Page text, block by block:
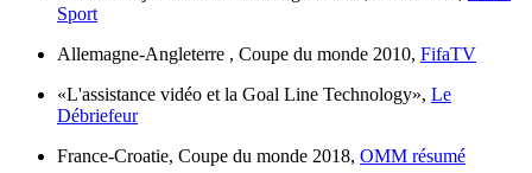
Sport
Allemagne-Angleterre , Coupe du monde 2010, FifaTV
«L'assistance vidéo et la Goal Line Technology», Le
Débriefeur
France-Croatie, Coupe du monde 2018, OMM résumé